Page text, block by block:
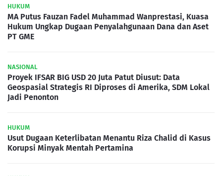
HUKUM
MA Putus Fauzan Fadel Muhammad Wanprestasi, Kuasa
Hukum Ungkap Dugaan Penyalahgunaan Dana dan Aset
PT GME
NASIONAL
Proyek IFSAR BIG USD 20 Juta Patut Diusut: Data
Geospasial Strategis RI Diproses di Amerika, SDM Lokal
Jadi Penonton
HUKUM
Usut Dugaan Keterlibatan Menantu Riza Chalid di Kasus
Korupsi Minyak Mentah Pertamina